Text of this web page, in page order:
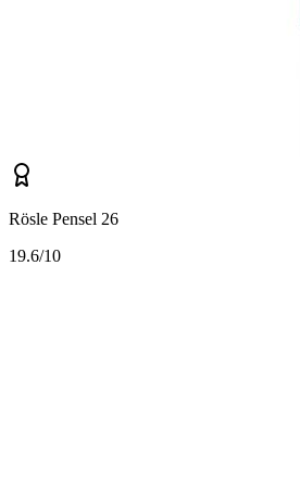
Rösle Pensel 26
19.6/10